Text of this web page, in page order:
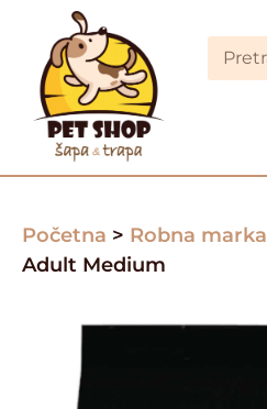
Početna > Robna marka
Adult Medium